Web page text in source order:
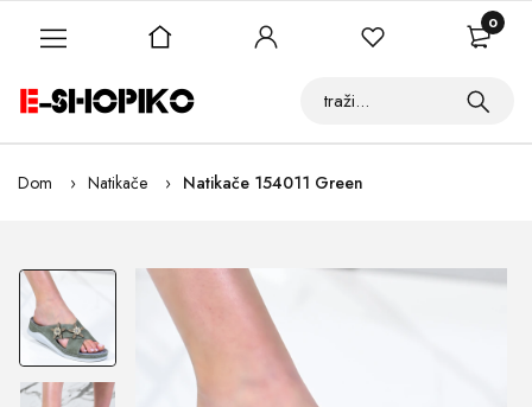
Dom Natikače Natikače 154011 Green
0